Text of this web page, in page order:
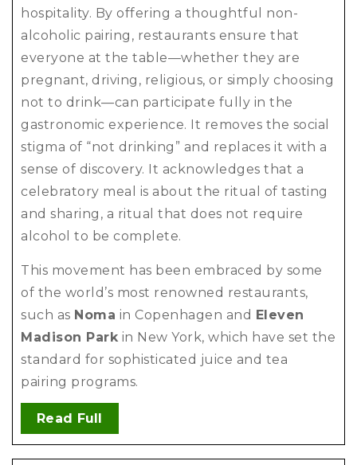
hospitality. By offering a thoughtful non-
alcoholic pairing, restaurants ensure that
everyone at the table—whether they are
pregnant, driving, religious, or simply choosing
not to drink—can participate fully in the
gastronomic experience. It removes the social
stigma of “not drinking” and replaces it with a
sense of discovery. It acknowledges that a
celebratory meal is about the ritual of tasting
and sharing, a ritual that does not require
alcohol to be complete.
This movement has been embraced by some
of the world’s most renowned restaurants,
such as Noma in Copenhagen and Eleven
Madison Parkin New York, which have set the
standard for sophisticated juice and tea
pairing programs.
Read Full